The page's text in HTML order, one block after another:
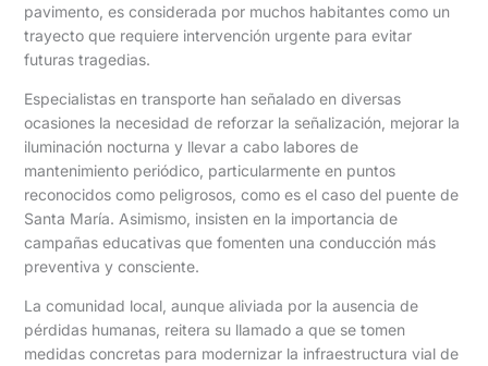
pavimento, es considerada por muchos habitantes como un
trayecto que requiere intervención urgente para evitar
futuras tragedias.
Especialistas en transporte han señalado en diversas
ocasiones la necesidad de reforzar la señalización, mejorar la
iluminación nocturna y llevar a cabo labores de
mantenimiento periódico, particularmente en puntos
reconocidos como peligrosos, como es el caso del puente de
Santa María. Asimismo, insisten en la importancia de
campañas educativas que fomenten una conducción más
preventiva y consciente.
La comunidad local, aunque aliviada por la ausencia de
pérdidas humanas, reitera su llamado a que se tomen
medidas concretas para modernizar la infraestructura vial de